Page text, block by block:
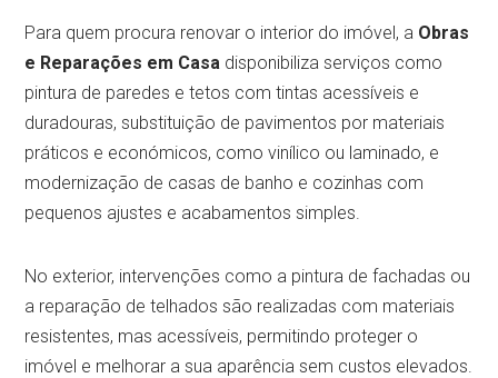
Para quem procura renovar o interior do imóvel, a Obras
e Reparações em Casa disponibiliza serviços como
pintura de paredes e tetos com tintas acessíveis e
duradouras, substituição de pavimentos por materiais
práticos e económicos, como vinílico ou laminado, e
modernização de casas de banho e cozinhas com
pequenos ajustes e acabamentos simples.
No exterior, intervenções como a pintura de fachadas ou
a reparação de telhados são realizadas com materiais
resistentes, mas acessíveis, permitindo proteger o
imóvel e melhorar a sua aparência sem custos elevados.